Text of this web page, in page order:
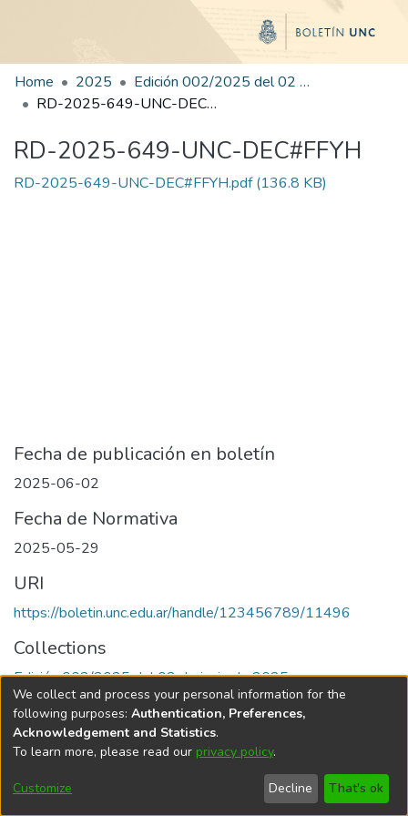
Home 2025
Edición 002/2025 del 02 de junio de 2025
RD-2025-649-UNC-DEC#FFYH
RD-2025-649-UNC-DEC#FFYH
RD-2025-649-UNC-DEC#FFYH.pdf(136.8 KB)
Fecha de publicación en boletín
2025-06-02
Fecha de Normativa
2025-05-29
URI
https://boletin.unc.edu.ar/handle/123456789/11496
Collections
Edición 002/2025 del 02 de junio de 2025
Universidad Nacional de Córdoba
We collect and process your personal information for the
following purposes: Authentication, Preferences,
Acknowledgement and Statistics.
To learn more, please read our privacy policy.
Customize Decline That's ok